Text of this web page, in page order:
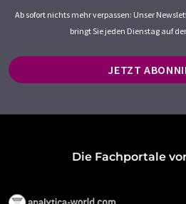
Ab sofort nichts mehr verpassen: Unser
bringt Sie jeden Dienstag auf
JETZT
Die Fachportale